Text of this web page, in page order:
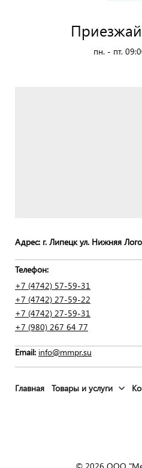
пн. - пт.
Адрес: г. Липецк ул. Нижняя
Телефон:
+7 (4742) 57-59-31
+7 (4742) 27-59-22
+7 (4742) 27-59-31
+7 (980) 267 64 77
Email: info@mmpr.su
Главная Товары и услуги